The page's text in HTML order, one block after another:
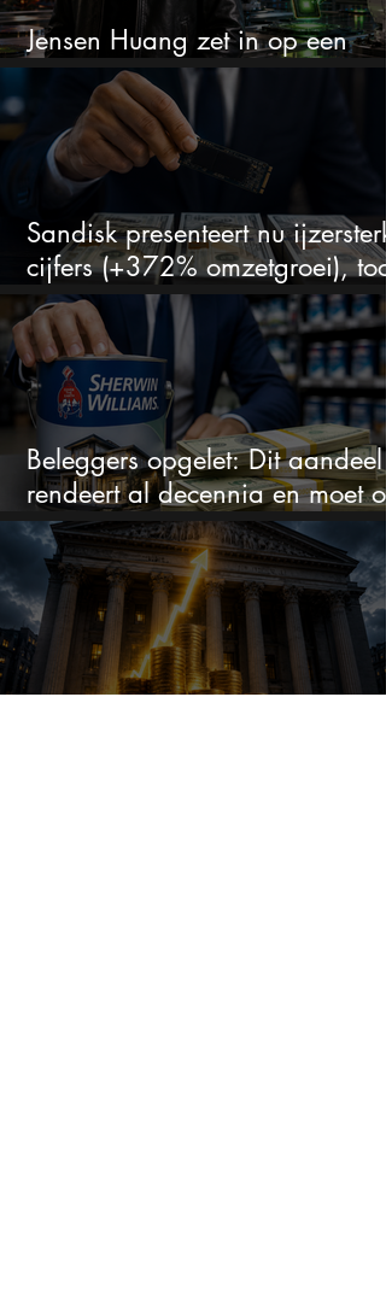
Jensen Huang zet in op een
aandeel dat bijna niemand kent
Sandisk presenteert nu
cijfers (+372% omzetgroei), toch
zakt het aandeel weg
Beleggers opgelet: Dit aandeel
rendeert al decennia en moet op
je watchlist staan!